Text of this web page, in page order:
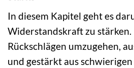
In diesem Kapitel geht es
Widerstandskraft zu
Rückschlägen umzugehen,
und gestärkt aus